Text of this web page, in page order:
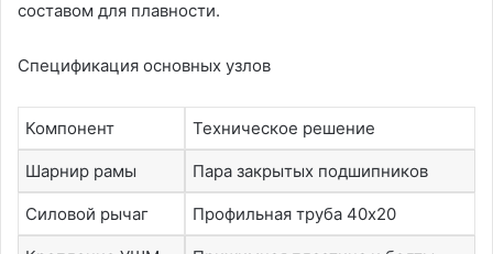
составом для плавности.
Спецификация основных узлов
Компонент Техническое решение
Шарнир рамы Пара закрытых подшипников
Силовой рычаг Профильная труба 40х20